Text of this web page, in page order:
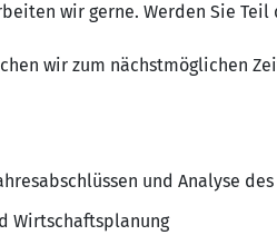
wir gerne. Werden Sie Teil
wir zum nächstmöglichen
und Analyse
Wirtschaftsplanung